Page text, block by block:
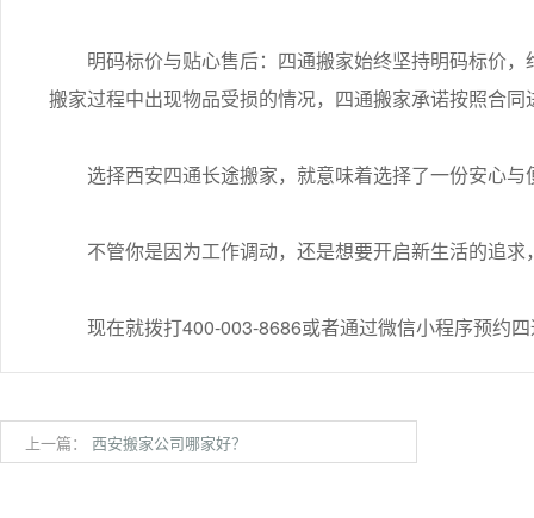
明码标价与贴心售后：四通搬家始终坚持明码标价，
搬家过程中出现物品受损的情况，四通搬家承诺按照合
选择西安四通长途搬家，就意味着选择了一份安心与
不管你是因为工作调动，还是想要开启新生活的追求
现在就拨打400-003-8686或者通过微信小程序预约四
上一篇： 西安搬家公司哪家好？